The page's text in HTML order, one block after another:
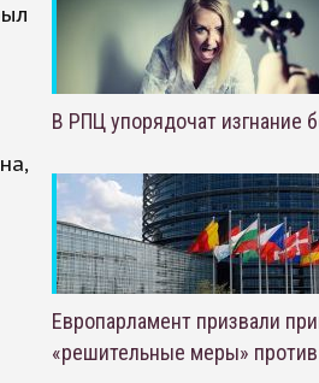
В РПЦ упорядочат изгнание
Европарламент призвали
«решительные меры»